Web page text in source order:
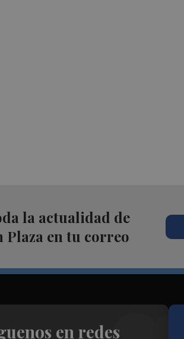
la actualidad de
Plaza en tu correo
en redes